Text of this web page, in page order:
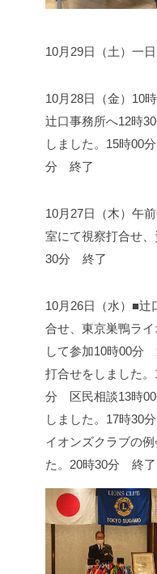
10月29日（土） 一
10月28日（金） 10
辻口事務所へ12時
しました。 15時00
分 終了
10月27日（木） 午
室にて視察打合せ、
30分 終了
10月26日（水）■辻
合せ、東京巣鴨ラ
して参加10時00分
打合せをしました。
分 区民相談13時
しました。 17時30
イオンズクラブの
た。 20時30分 終了